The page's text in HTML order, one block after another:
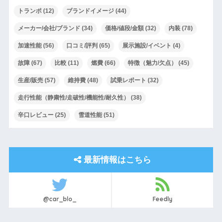
トランポ(12) ブランドイメージ(44)
メーカー/会社/ブランド (34) 価格/値段/金額(32) 内装(78)
加速性能(56) 口コミ/評判 (65) 展示施設/イベント (4)
故障(67) 比較(11) 燃費(66) 特徴（魅力/欠点） (45)
生産/販売(57) 維持費(48) 試乗レポート (32)
走行性能（静粛性/走破性/機能性/耐久性） (38)
辛口レビュー(25) 雪道性能(51)
最新情報はこちら
@car_blo_ Feedly